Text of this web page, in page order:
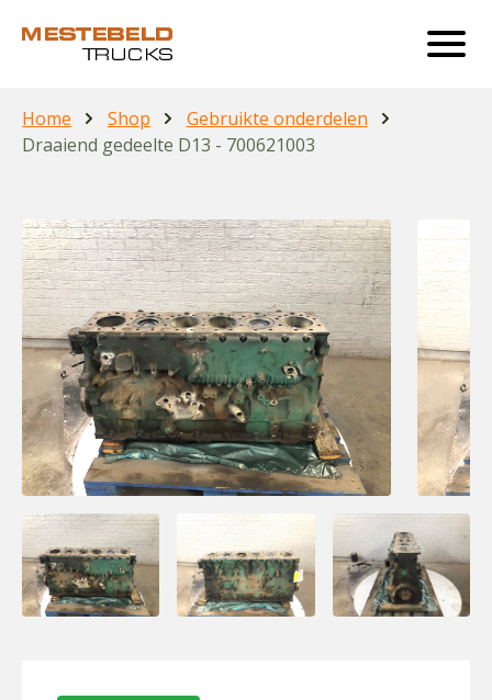
Home Shop
Gebruikte onderdelen
Draaiend gedeelte D13 - 700621003